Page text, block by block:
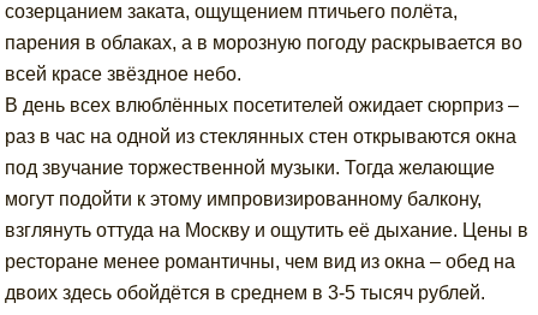
созерцанием заката, ощущением птичьего полёта,
парения в облаках, а в морозную погоду раскрывается во
всей красе звёздное небо.
В день всех влюблённых посетителей ожидает сюрприз –
раз в час на одной из стеклянных стен открываются окна
под звучание торжественной музыки. Тогда желающие
могут подойти к этому импровизированному балкону,
взглянуть оттуда на Москву и ощутить её дыхание. Цены в
ресторане менее романтичны, чем вид из окна – обед на
двоих здесь обойдётся в среднем в 3-5 тысяч рублей.